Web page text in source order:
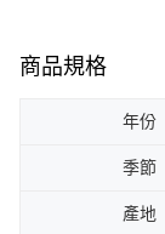
商品規格
年份
季節
產地